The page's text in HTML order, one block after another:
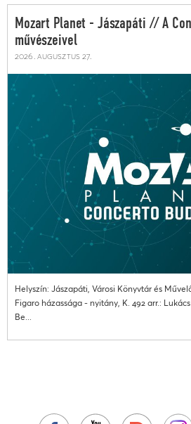
Mozart Planet - Jászapáti // A
művészeivel
2026. augusztus 27.
Helyszín: Jászapáti, Városi Könyvtár és
Figaro házassága - nyitány, K. 492 arr.:
Be...